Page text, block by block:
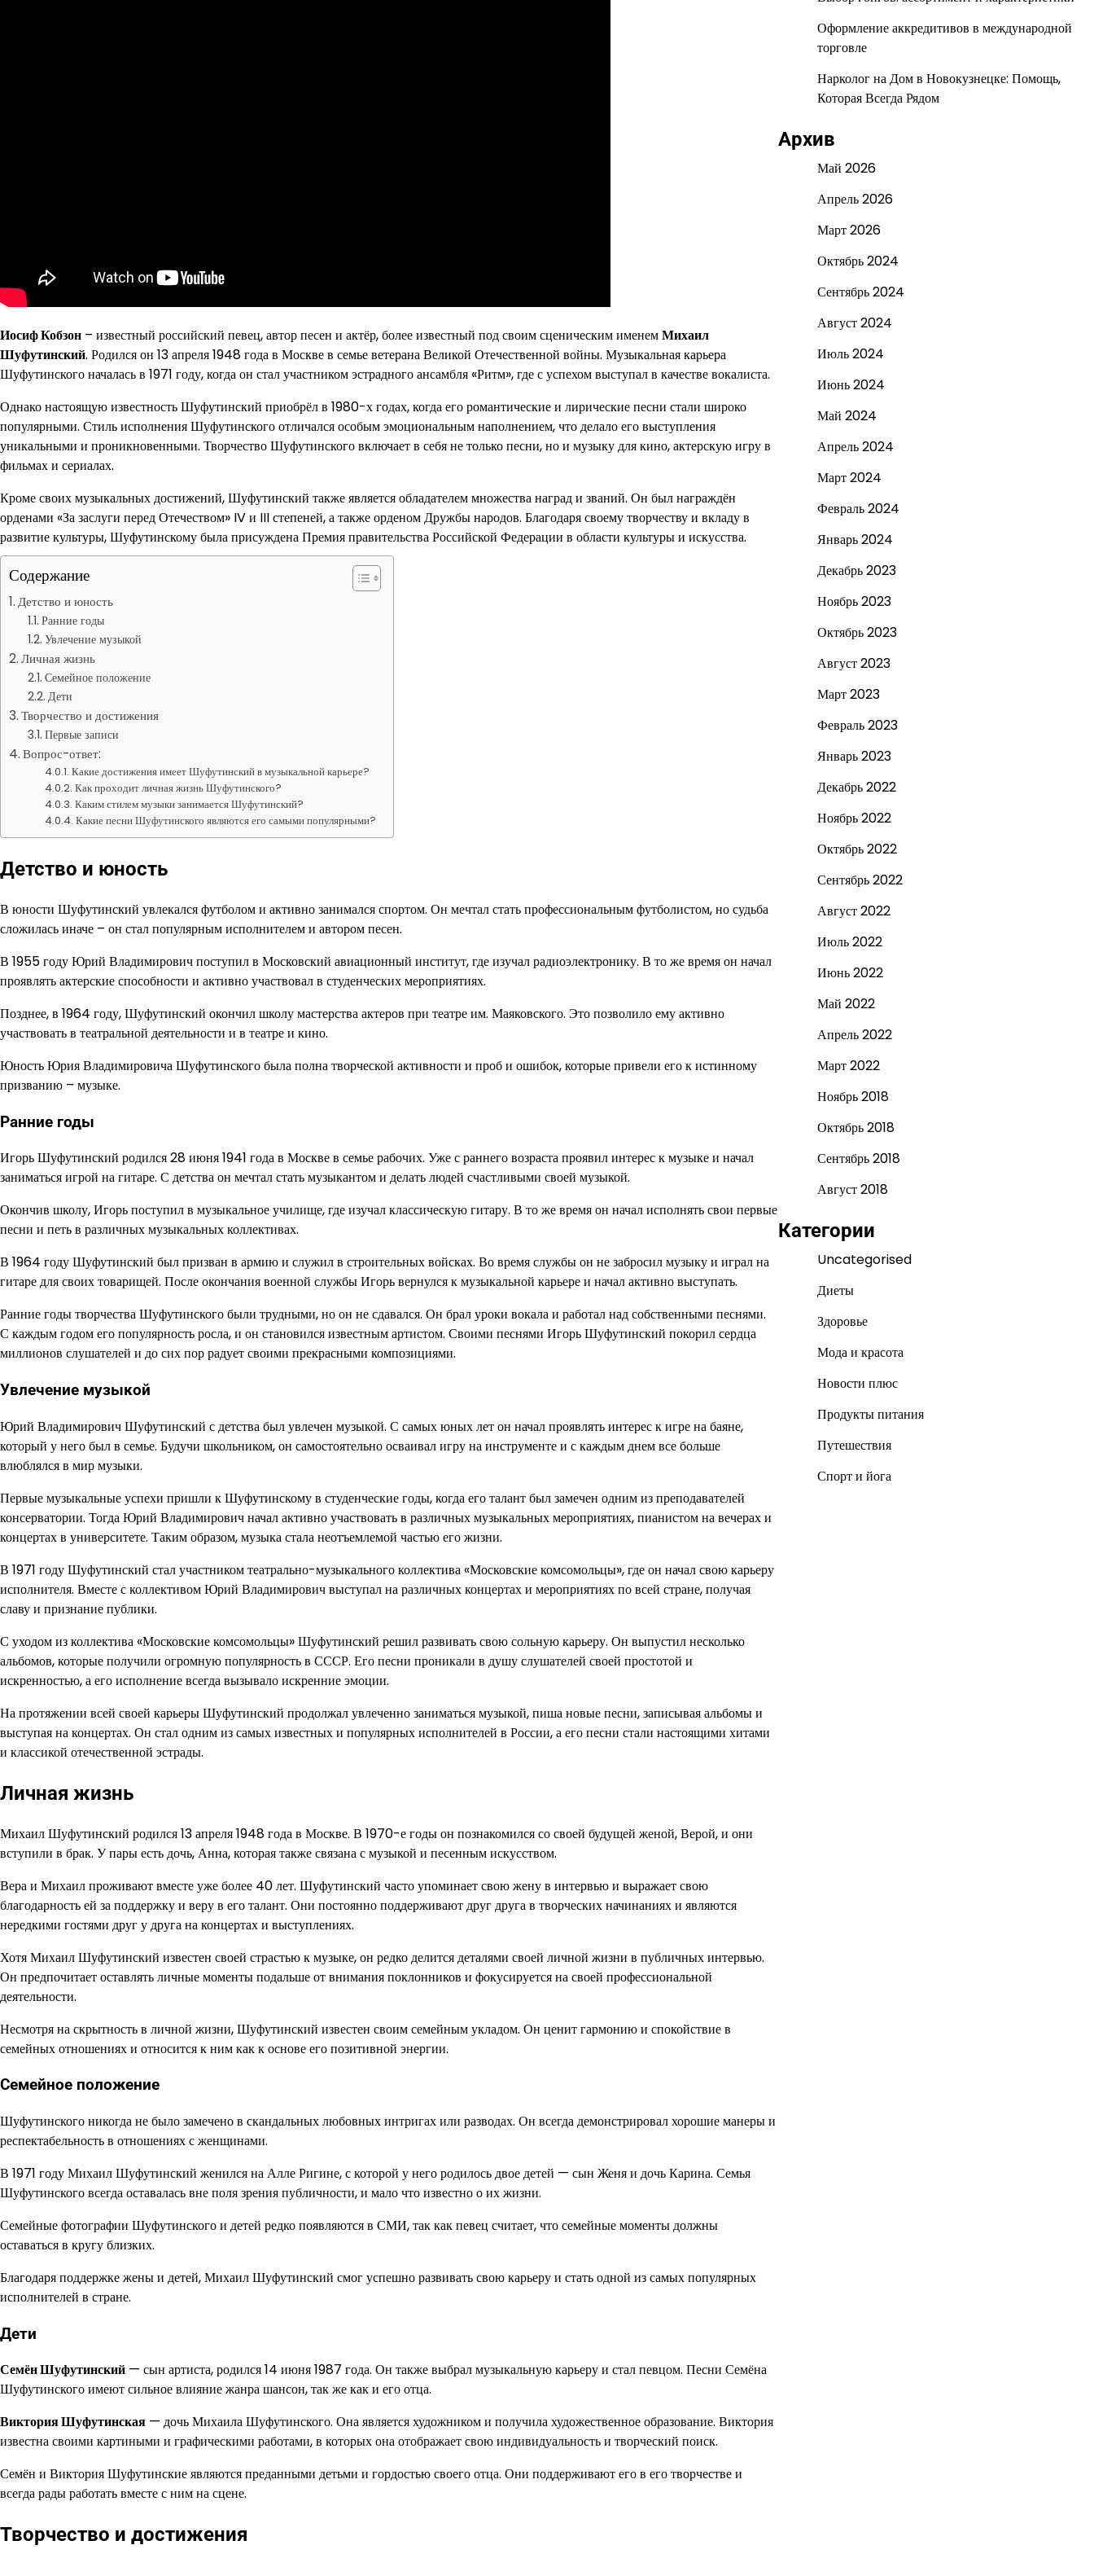
Иосиф Кобзон – известный российский певец, автор песен и актёр, более известный под своим сценическим именемМихаил
Шуфутинский. Родился он 13 апреля 1948 года в Москве в семье ветерана Великой Отечественной войны. Музыкальная карьера
Шуфутинского началась в 1971 году, когда он стал участником эстрадного ансамбля «Ритм», где с успехом выступал в качестве вокалиста.
Однако настоящую известность Шуфутинский приобрёл в 1980-х годах, когда его романтические и лирические песни стали широко
популярными. Стиль исполнения Шуфутинского отличался особым эмоциональным наполнением, что делало его выступления
уникальными и проникновенными. Творчество Шуфутинского включает в себя не только песни, но и музыку для кино, актерскую игру в
фильмах и сериалах.
Кроме своих музыкальных достижений, Шуфутинский также является обладателем множества наград и званий. Он был награждён
орденами «За заслуги перед Отечеством» IV и III степеней, а также орденом Дружбы народов. Благодаря своему творчеству и вкладу в
развитие культуры, Шуфутинскому была присуждена Премия правительства Российской Федерации в области культуры и искусства.
Содержание
Детство и юность
Ранние годы
Увлечение музыкой
Личная жизнь
Семейное положение
Дети
Творчество и достижения
Первые записи
Вопрос-ответ:
Какие достижения имеет Шуфутинский в музыкальной карьере?
Как проходит личная жизнь Шуфутинского?
Каким стилем музыки занимается Шуфутинский?
Какие песни Шуфутинского являются его самыми популярными?
Детство и юность
В юности Шуфутинский увлекался футболом и активно занимался спортом. Он мечтал стать профессиональным футболистом, но судьба
сложилась иначе – он стал популярным исполнителем и автором песен.
В 1955 году Юрий Владимирович поступил в Московский авиационный институт, где изучал радиоэлектронику. В то же время он начал
проявлять актерские способности и активно участвовал в студенческих мероприятиях.
Позднее, в 1964 году, Шуфутинский окончил школу мастерства актеров при театре им. Маяковского. Это позволило ему активно
участвовать в театральной деятельности и в театре и кино.
Юность Юрия Владимировича Шуфутинского была полна творческой активности и проб и ошибок, которые привели его к истинному
призванию – музыке.
Ранние годы
Игорь Шуфутинский родился 28 июня 1941 года в Москве в семье рабочих. Уже с раннего возраста проявил интерес к музыке и начал
заниматься игрой на гитаре. С детства он мечтал стать музыкантом и делать людей счастливыми своей музыкой.
Окончив школу, Игорь поступил в музыкальное училище, где изучал классическую гитару. В то же время он начал исполнять свои первые
песни и петь в различных музыкальных коллективах.
В 1964 году Шуфутинский был призван в армию и служил в строительных войсках. Во время службы он не забросил музыку и играл на
гитаре для своих товарищей. После окончания военной службы Игорь вернулся к музыкальной карьере и начал активно выступать.
Ранние годы творчества Шуфутинского были трудными, но он не сдавался. Он брал уроки вокала и работал над собственными песнями.
С каждым годом его популярность росла, и он становился известным артистом. Своими песнями Игорь Шуфутинский покорил сердца
миллионов слушателей и до сих пор радует своими прекрасными композициями.
Увлечение музыкой
Юрий Владимирович Шуфутинский с детства был увлечен музыкой. С самых юных лет он начал проявлять интерес к игре на баяне,
который у него был в семье. Будучи школьником, он самостоятельно осваивал игру на инструменте и с каждым днем все больше
влюблялся в мир музыки.
Первые музыкальные успехи пришли к Шуфутинскому в студенческие годы, когда его талант был замечен одним из преподавателей
консерватории. Тогда Юрий Владимирович начал активно участвовать в различных музыкальных мероприятиях, пианистом на вечерах и
концертах в университете. Таким образом, музыка стала неотъемлемой частью его жизни.
В 1971 году Шуфутинский стал участником театрально-музыкального коллектива «Московские комсомольцы», где он начал свою карьеру
исполнителя. Вместе с коллективом Юрий Владимирович выступал на различных концертах и мероприятиях по всей стране, получая
славу и признание публики.
С уходом из коллектива «Московские комсомольцы» Шуфутинский решил развивать свою сольную карьеру. Он выпустил несколько
альбомов, которые получили огромную популярность в СССР. Его песни проникали в душу слушателей своей простотой и
искренностью, а его исполнение всегда вызывало искренние эмоции.
На протяжении всей своей карьеры Шуфутинский продолжал увлеченно заниматься музыкой, пиша новые песни, записывая альбомы и
выступая на концертах. Он стал одним из самых известных и популярных исполнителей в России, а его песни стали настоящими хитами
и классикой отечественной эстрады.
Личная жизнь
Михаил Шуфутинский родился 13 апреля 1948 года в Москве. В 1970-е годы он познакомился со своей будущей женой, Верой, и они
вступили в брак. У пары есть дочь, Анна, которая также связана с музыкой и песенным искусством.
Вера и Михаил проживают вместе уже более 40 лет. Шуфутинский часто упоминает свою жену в интервью и выражает свою
благодарность ей за поддержку и веру в его талант. Они постоянно поддерживают друг друга в творческих начинаниях и являются
нередкими гостями друг у друга на концертах и выступлениях.
Хотя Михаил Шуфутинский известен своей страстью к музыке, он редко делится деталями своей личной жизни в публичных интервью.
Он предпочитает оставлять личные моменты подальше от внимания поклонников и фокусируется на своей профессиональной
деятельности.
Несмотря на скрытность в личной жизни, Шуфутинский известен своим семейным укладом. Он ценит гармонию и спокойствие в
семейных отношениях и относится к ним как к основе его позитивной энергии.
Семейное положение
Шуфутинского никогда не было замечено в скандальных любовных интригах или разводах. Он всегда демонстрировал хорошие манеры и
респектабельность в отношениях с женщинами.
В 1971 году Михаил Шуфутинский женился на Алле Ригине, с которой у него родилось двое детей — сын Женя и дочь Карина. Семья
Шуфутинского всегда оставалась вне поля зрения публичности, и мало что известно о их жизни.
Семейные фотографии Шуфутинского и детей редко появляются в СМИ, так как певец считает, что семейные моменты должны
оставаться в кругу близких.
Благодаря поддержке жены и детей, Михаил Шуфутинский смог успешно развивать свою карьеру и стать одной из самых популярных
исполнителей в стране.
Дети
Семён Шуфутинский — сын артиста, родился 14 июня 1987 года. Он также выбрал музыкальную карьеру и стал певцом. Песни Семёна
Шуфутинского имеют сильное влияние жанра шансон, так же как и его отца.
Виктория Шуфутинская — дочь Михаила Шуфутинского. Она является художником и получила художественное образование. Виктория
известна своими картиными и графическими работами, в которых она отображает свою индивидуальность и творческий поиск.
Семён и Виктория Шуфутинские являются преданными детьми и гордостью своего отца. Они поддерживают его в его творчестве и
всегда рады работать вместе с ним на сцене.
Творчество и достижения
Оформление аккредитивов в международной
торговле
Нарколог на Дом в Новокузнецке: Помощь,
Которая Всегда Рядом
Архив
Май 2026
Апрель 2026
Март 2026
Октябрь 2024
Сентябрь 2024
Август 2024
Июль 2024
Июнь 2024
Май 2024
Апрель 2024
Март 2024
Февраль 2024
Январь 2024
Декабрь 2023
Ноябрь 2023
Октябрь 2023
Август 2023
Март 2023
Февраль 2023
Январь 2023
Декабрь 2022
Ноябрь 2022
Октябрь 2022
Сентябрь 2022
Август 2022
Июль 2022
Июнь 2022
Май 2022
Апрель 2022
Март 2022
Ноябрь 2018
Октябрь 2018
Сентябрь 2018
Август 2018
Категории
Uncategorised
Диеты
Здоровье
Мода и красота
Новости плюс
Продукты питания
Путешествия
Спорт и йога